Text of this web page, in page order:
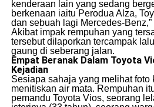
kenderaan lain yang sedang
berkenaan iaitu Perodua Alza,
dan sebuah lagi Mercedes-Benz,”
​Akibat impak rempuhan yang
tersebut dilaporkan tercampak
gaung di seberang jalan.
Empat Beranak Dalam Toyota
Kejadian
​Sesiapa sahaja yang melihat foto
menitiskan air mata. Rempuhan
pemandu Toyota Vios, seorang